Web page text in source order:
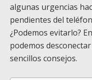
algunas urgencias
pendientes del
¿Podemos evitarlo?
podemos
sencillos consejos.